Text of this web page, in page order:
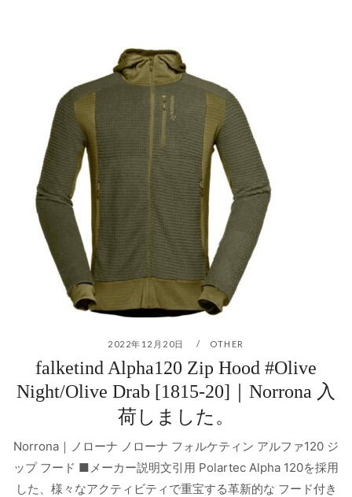
2022年12月20日 OTHER
falketind Alpha120 Zip Hood #Olive
Night/Olive Drab [1815-20]｜Norrona 入
荷しました。
Norrona｜ノローナ ノローナ フォルケティン アルファ120 ジ
ップ フード ■メーカー説明文引用 Polartec Alpha 120を採用
した、様々なアクティビティで重宝する革新的な フード付き